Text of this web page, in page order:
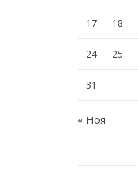
17 18
24 25
31
« Ноя